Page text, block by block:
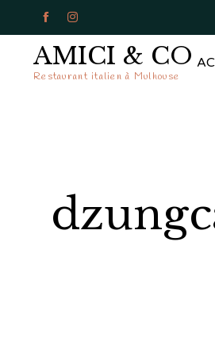
 
AMICI & CO
Restaurant italien à Mulhouse